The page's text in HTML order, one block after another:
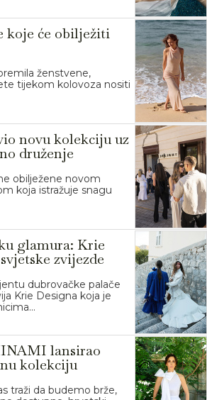
koje će obilježiti
ženstvene,
tijekom kolovoza nositi
novu kolekciju uz
druženje
obilježene novom
koja istražuje snagu
glamura: Krie
zvijezde
dubrovačke palače
Krie Designa koja je
lansirao
kolekciju
traži da budemo brže,